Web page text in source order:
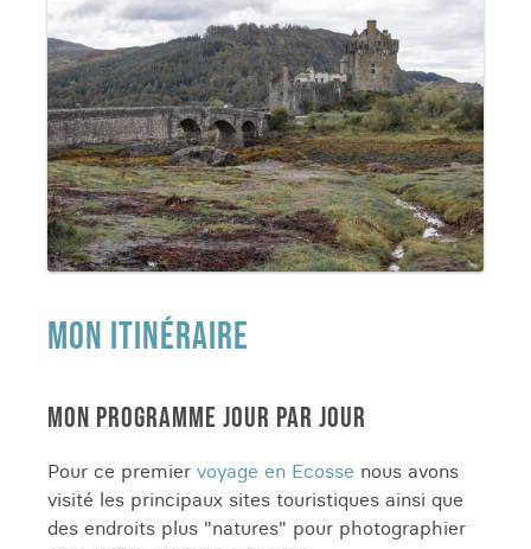
MON ITINÉRAIRE
MON PROGRAMME JOUR PAR JOUR
Pour ce premier voyage en Ecosse nous avons
visité les principaux sites touristiques ainsi que
des endroits plus "natures" pour photographier